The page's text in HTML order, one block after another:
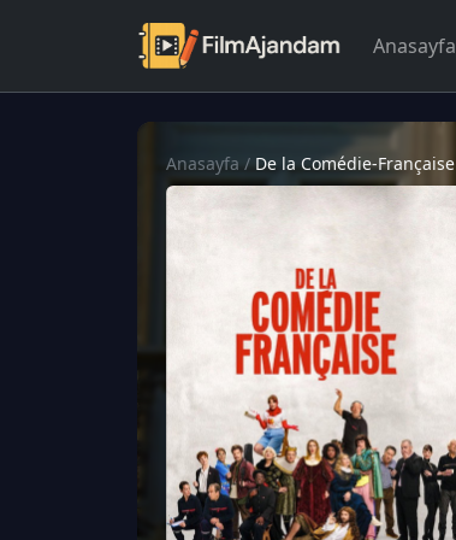
Anasayfa
Anasayfa / De la Comédie-Française